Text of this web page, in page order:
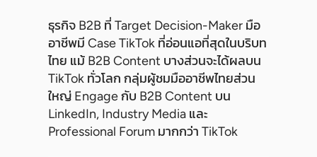
ธุรกิจ B2B ที่ Target Decision-Maker มือ
อาชีพมี Case TikTok ที่อ่อนแอที่สุดในบริบท
ไทย แม้ B2B Content บางส่วนจะได้ผลบน
TikTok ทั่วโลก กลุ่มผู้ชมมืออาชีพไทยส่วน
ใหญ่ Engage กับ B2B Content บน
LinkedIn, Industry Media และ
Professional Forum มากกว่า TikTok